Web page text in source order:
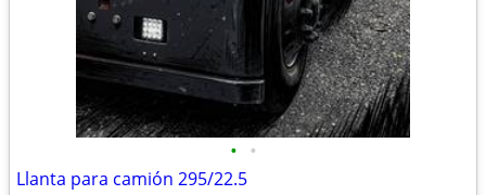
• •
Llanta para camión 295/22.5